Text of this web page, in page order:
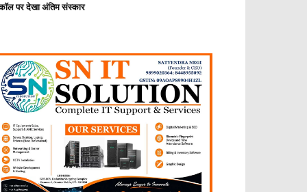
पर देखा अंतिम संस्कार